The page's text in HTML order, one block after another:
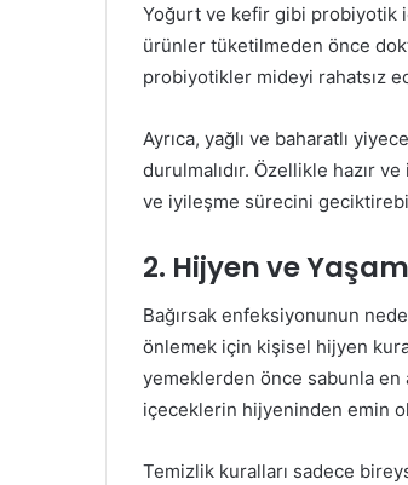
Yoğurt ve kefir gibi probiyotik
ürünler tüketilmeden önce
probiyotikler mideyi rahatsız
Ayrıca, yağlı ve baharatlı
durulmalıdır. Özellikle hazır
ve iyileşme sürecini
2. Hijyen ve
Bağırsak enfeksiyonunun
önlemek için kişisel hijyen
yemeklerden önce sabunla en
içeceklerin hijyeninden emin
Temizlik kuralları sadece